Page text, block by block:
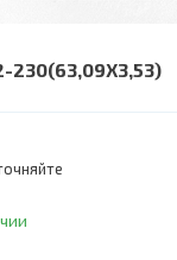
230(63,09X3,53)